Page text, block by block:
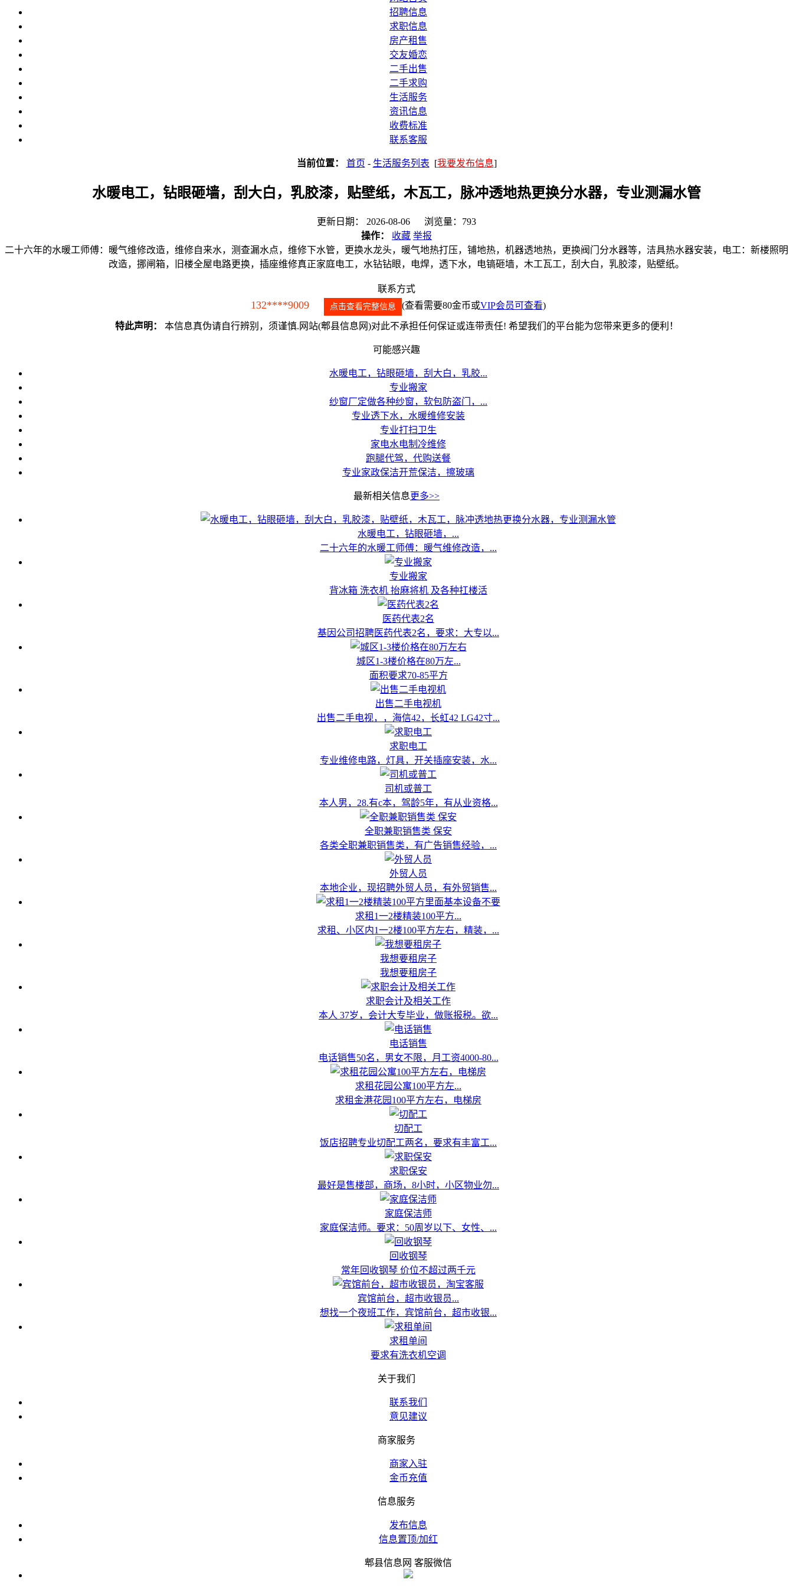
招聘信息
求职信息
房产租售
交友婚恋
二手出售
二手求购
生活服务
资讯信息
收费标准
联系客服
当前位置： 首页 - 生活服务列表 [我要发布信息]
水暖电工，钻眼砸墙，刮大白，乳胶漆，贴壁纸，木瓦工，脉冲透地热更换分水器，专业测漏水管
更新日期： 2026-08-06 浏览量：793
操作：
收藏 举报
二十六年的水暖工师傅：暖气维修改造，维修自来水，测查漏水点，维修下水管，更换水龙头，暖气地热打压，铺地热，机器透地热，更换阀门分水器等，洁具热水器安装，电工：新楼照明
改造，挪闸箱，旧楼全屋电路更换，插座维修真正家庭电工，水钻钻眼，电焊，透下水，电镐砸墙，木工瓦工，刮大白，乳胶漆，贴壁纸。
联系方式
132****9009 点击查看完整信息 (查看需要80金币或VIP会员可查看)
特此声明： 本信息真伪请自行辨别，须谨慎.网站(郫县信息网)对此不承担任何保证或连带责任! 希望我们的平台能为您带来更多的便利！
可能感兴趣
水暖电工，钻眼砸墙，刮大白，乳胶...
专业搬家
纱窗厂定做各种纱窗，软包防盗门，...
专业透下水，水暖维修安装
专业打扫卫生
家电水电制冷维修
跑腿代驾，代购送餐
专业家政保洁开荒保洁，擦玻璃
最新相关信息更多>>
水暖电工，钻眼砸墙，...
二十六年的水暖工师傅：暖气维修改造，...
专业搬家
背冰箱 洗衣机 抬麻将机 及各种扛楼活
医药代表2名
基因公司招聘医药代表2名，要求：大专以...
城区1-3楼价格在80万左...
面积要求70-85平方
出售二手电视机
出售二手电视，，海信42，长虹42 LG42寸...
求职电工
专业维修电路，灯具，开关插座安装，水...
司机或普工
本人男，28.有c本，驾龄5年，有从业资格...
全职兼职销售类 保安
各类全职兼职销售类，有广告销售经验，...
外贸人员
本地企业，现招聘外贸人员，有外贸销售...
求租1一2楼精装100平方...
求租、小区内1一2楼100平方左右，精装，...
我想要租房子
我想要租房子
求职会计及相关工作
本人 37岁，会计大专毕业，做账报税。欲...
电话销售
电话销售50名，男女不限，月工资4000-80...
求租花园公寓100平方左...
求租金港花园100平方左右，电梯房
切配工
饭店招聘专业切配工两名，要求有丰富工...
求职保安
最好是售楼部，商场，8小时，小区物业勿...
家庭保洁师
家庭保洁师。要求：50周岁以下、女性、...
回收钢琴
常年回收钢琴 价位不超过两千元
宾馆前台，超市收银员...
想找一个夜班工作，宾馆前台，超市收银...
求租单间
要求有洗衣机空调
关于我们
联系我们
意见建议
商家服务
商家入驻
金币充值
信息服务
发布信息
信息置顶/加红
郫县信息网 客服微信